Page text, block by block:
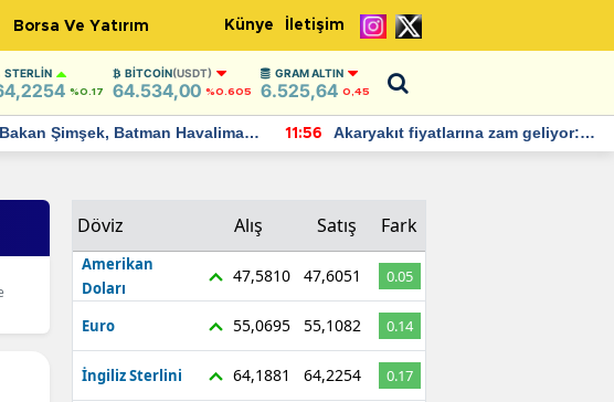
Borsa Ve Yatırım Künye İletişim
STERLIN
%0.17
BITCOIN(USDT)
64.534,00 %0.605
GRAM ALTIN
6.525,64 0,45
Bakan Şimşek, Batman Havalimanı
için umut verici açıklamalarda
11:56
Akaryakıt fiyatlarına zam geliyor:
Yeni tarih açıklandı
Döviz Alış Satış Fark
Amerikan
Doları
47,5810 47,6051 0.05
Euro 55,0695 55,1082 0.14
İngiliz Sterlini 64,1881 64,2254
0.17